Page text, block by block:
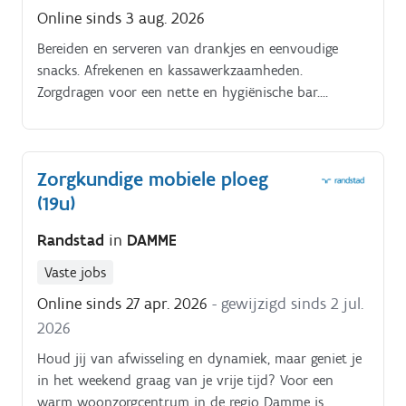
Online sinds 3 aug. 2026
Bereiden en serveren van drankjes en eenvoudige
snacks. Afrekenen en kassawerkzaamheden.
Zorgdragen voor een nette en hygiënische bar.
Zorgkundige mobiele ploeg
(19u)
Randstad in DAMME
Vaste jobs
Online sinds 27 apr. 2026 - gewijzigd sinds 2 jul.
2026
Houd jij van afwisseling en dynamiek, maar geniet je
in het weekend graag van je vrije tijd? Voor een
warm woonzorgcentrum in de regio Damme is